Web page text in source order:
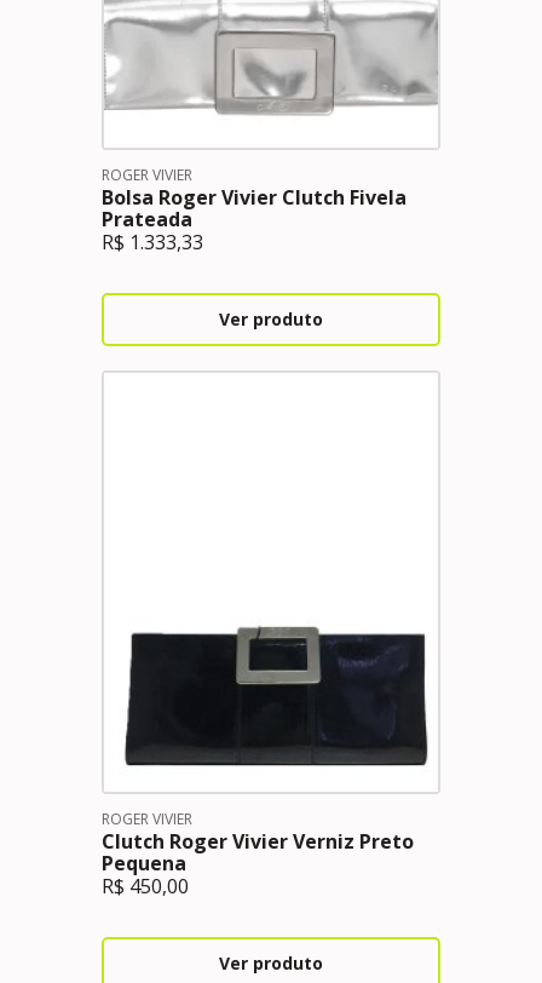
ROGER VIVIER
Bolsa Roger Vivier Clutch Fivela
Prateada
R$ 1.333,33
Ver produto
ROGER VIVIER
Clutch Roger Vivier Verniz Preto
Pequena
R$ 450,00
Ver produto